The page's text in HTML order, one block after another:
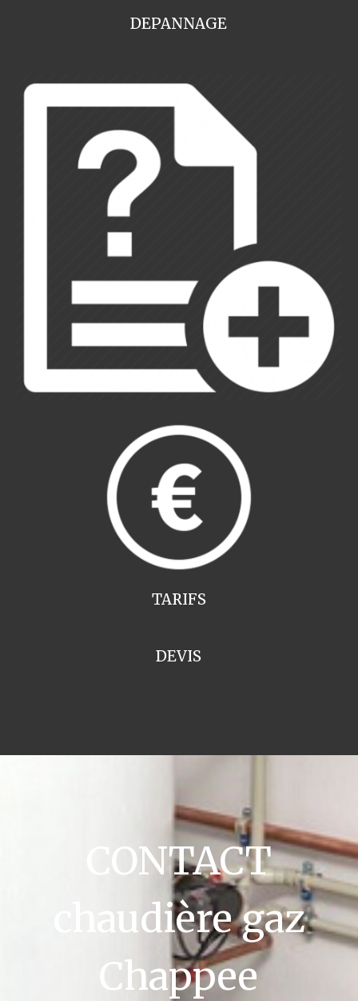
DEPANNAGE
TARIFS
DEVIS
CONTACT
chaudière gaz
Chappee